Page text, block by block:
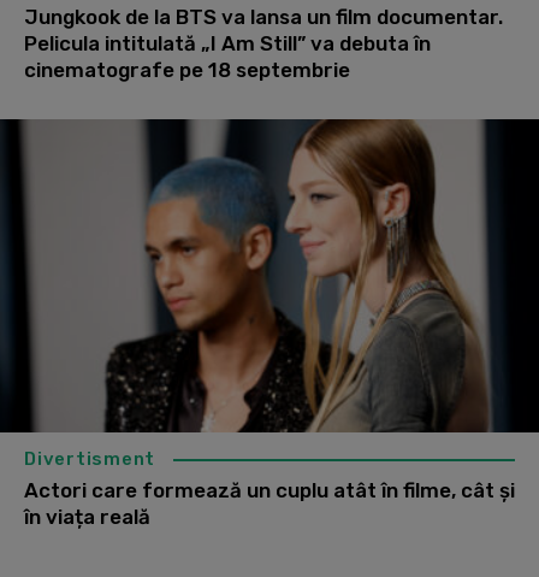
Jungkook de la BTS va lansa un film documentar.
Pelicula intitulată „I Am Still” va debuta în
cinematografe pe 18 septembrie
Divertisment
Actori care formează un cuplu atât în filme, cât și
în viața reală